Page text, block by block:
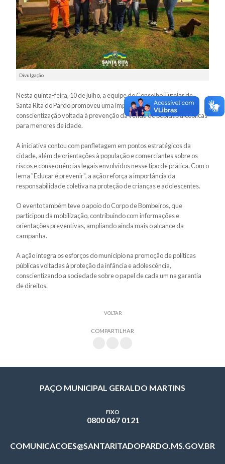
Divulgação
Nesta quinta-feira, 10 de julho, a equipe do Conselho Tutelar de
Santa Rita do Pardo promoveu uma importante ação de
conscientização voltada à prevenção da venda de bebidas alcoólicas
para menores de idade.
A iniciativa contou com panfletagem em pontos estratégicos da
cidade, além de orientações à população e comerciantes sobre os
riscos e consequências legais envolvidos nesse tipo de prática. Com o
lema "Educar é prevenir", a ação reforça a importância da
responsabilidade coletiva na proteção de crianças e adolescentes.
O evento também teve o apoio do Corpo de Bombeiros, que
participou da mobilização, contribuindo com informações e
orientações preventivas, ampliando ainda mais o alcance da
campanha.
A ação integra os esforços do município na promoção de políticas
públicas voltadas à proteção da infância e adolescência,
conscientizando a sociedade sobre o papel de cada um na garantia
de direitos.
VOLTAR
COMPARTILHAR
PAÇO MUNICIPAL GERALDO MARTINS
FIXO
0800 067 0121
COMUNICACOES@SANTARITADOPARDO.MS.GOV.BR